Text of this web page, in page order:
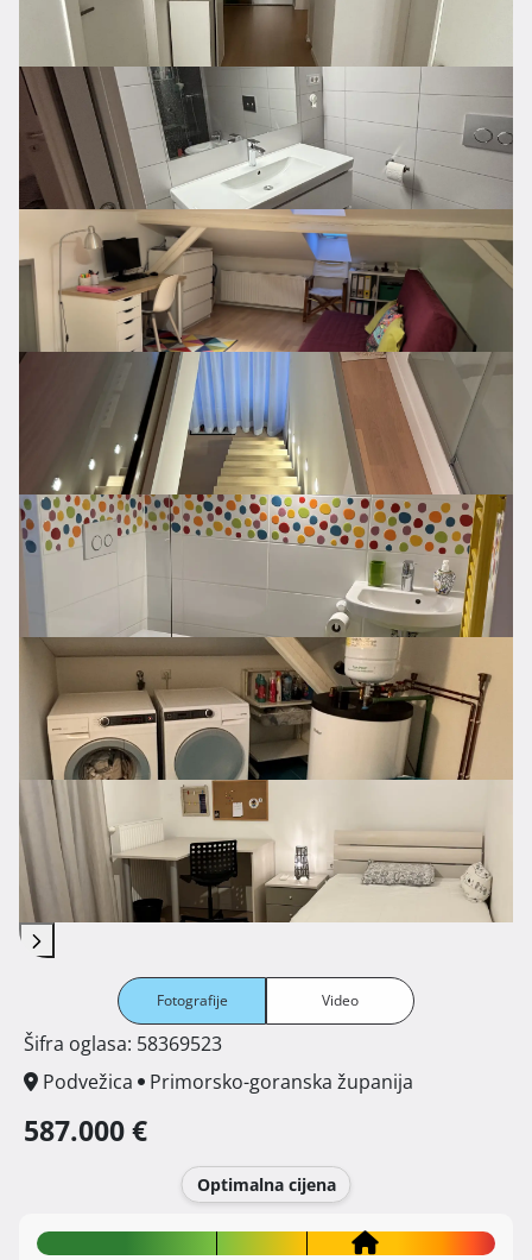
Fotografije Video
Šifra oglasa: 58369523
Podvežica
Primorsko-goranska županija
587.000 €
Optimalna cijena